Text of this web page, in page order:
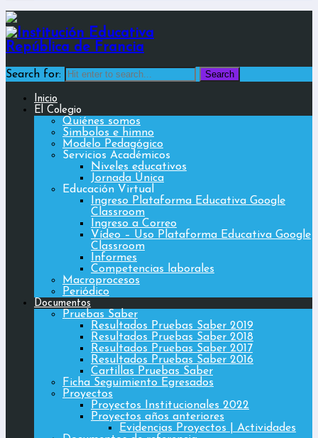
Search for:
Inicio
El Colegio
Quiénes somos
Simbolos e himno
Modelo Pedagógico
Servicios Académicos
Niveles educativos
Jornada Única
Educación Virtual
Ingreso Plataforma Educativa Google
Classroom
Ingreso a Correo
Vídeo – Uso Plataforma Educativa Google
Classroom
Informes
Competencias laborales
Macroprocesos
Periódico
Documentos
Pruebas Saber
Resultados Pruebas Saber 2019
Resultados Pruebas Saber 2018
Resultados Pruebas Saber 2017
Resultados Pruebas Saber 2016
Cartillas Pruebas Saber
Ficha Seguimiento Egresados
Proyectos
Proyectos Institucionales 2022
Proyectos años anteriores
Evidencias Proyectos | Actividades